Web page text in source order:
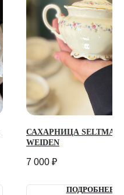
САХАРНИЦА
WEIDEN
7 000 ₽
ПОДРОБНЕЕ